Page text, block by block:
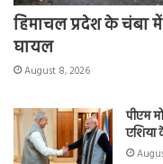
हिमाचल प्रदेश के चंबा
घायल
August 8, 2026
पीएम
एशिया